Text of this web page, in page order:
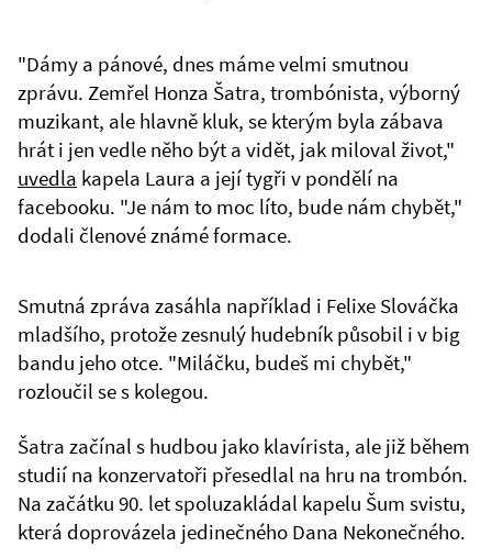
"Dámy a pánové, dnes máme velmi smutnou
zprávu. Zemřel Honza Šatra, trombónista, výborný
muzikant, ale hlavně kluk, se kterým byla zábava
hrát i jen vedle něho být a vidět, jak miloval život,"
uvedla kapela Laura a její tygři v pondělí na
facebooku. "Je nám to moc líto, bude nám chybět,"
dodali členové známé formace.
Smutná zpráva zasáhla například i Felixe Slováčka
mladšího, protože zesnulý hudebník působil i v big
bandu jeho otce. "Miláčku, budeš mi chybět,"
rozloučil se s kolegou.
Šatra začínal s hudbou jako klavírista, ale již během
studií na konzervatoři přesedlal na hru na trombón.
Na začátku 90. let spoluzakládal kapelu Šum svistu,
která doprovázela jedinečného Dana Nekonečného.